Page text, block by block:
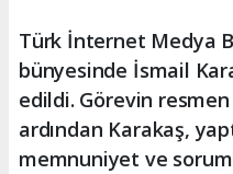
Türk İnternet Medya
bünyesinde İsmail
edildi. Görevin
ardından Karakaş,
memnuniyet ve